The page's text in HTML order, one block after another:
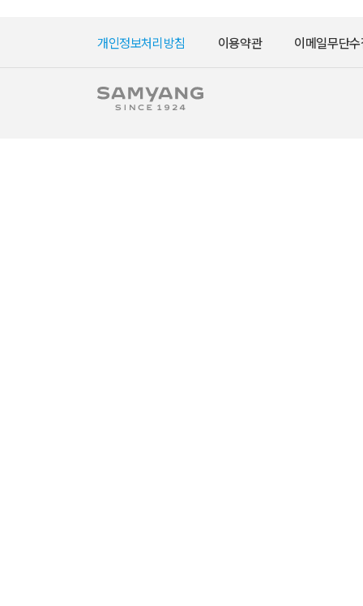
개인정보처리방침 이용약관 이메일무단